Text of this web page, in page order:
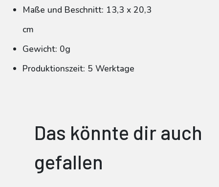
Maße und Beschnitt: 13,3 x 20,3
cm
Gewicht: 0g
Produktionszeit: 5 Werktage
Das könnte dir auch
gefallen